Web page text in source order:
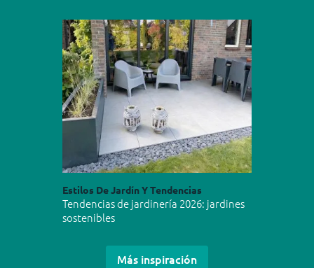
Estilos De Jardín Y Tendencias
Tendencias de jardinería 2026: jardines
sostenibles
Más inspiración